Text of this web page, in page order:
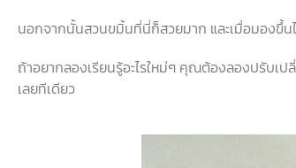
นอกจากนั้นสวนขมิ้นที่นี่ก็สวยมาก และเมื่อมองขึ้
ถ้าอยากลองเรียนรู้อะไรใหม่ๆ คุณต้องลองปรับเ
เลยทีเดียว